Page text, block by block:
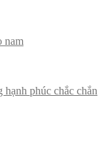
nam
phúc chắc chắn